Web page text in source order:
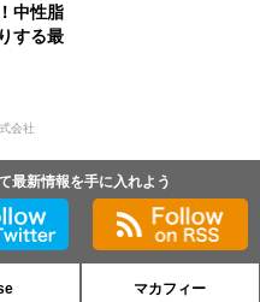
中性脂
する最
会社
最新情報を手に入れよう
マカフィー